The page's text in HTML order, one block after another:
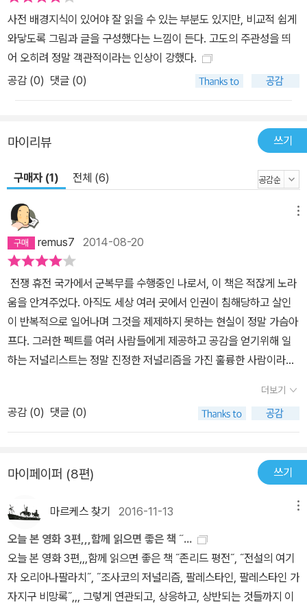
타주 조 사코의 작품이 세계 각국의 호출을 받는 건 그의 르포가 대형
언론들도 포착하기 쉽지 않은 야만과 폭력의 현장 속 세부를 담고 있
기 때문이기도 하지만, 무엇보다 만화라는 양식이 빚어내는 특유의
다 한층 더 강렬한 전달력을 성취했기 때문이다. 즉 생생한 현장 분위
바를 충분히 담아내지 못하는 경우가 많으며, 신문 기사는 시간 제약
은 없으나 문자만으로 이루어져 있어 생생함은 떨어지는데, 사코의
두를 충분히 각인시키는 절묘한 양식의 저널리즘을 구현하고 있는 것
이다. 이는 그림을 통해 세계 곳곳의 격동을 전달하는 행위 속에 이미,
기사를 쓰고 사진을 찍고 영상을 촬영하는 것보다 더 오랜 시간을 들
여 더 가깝게 더 깊이 관찰할 수밖에 없는 필연이 내재하고 있다는 사
실과 무관하지 않다. 사코의 세밀하고도 날카로운 선(線)에는 바로
그러한 시간과 땀이 응축되어 있고, 그것을 가능하게 만든 건 결국 진
실에 대한 지극하면서도 엄격한 시선과 태도일 것이다. 그의 보도가
단지 하나의 사실 이상의 것으로 다가와 독자들의 마음을 뒤흔드는
건 결국 그의 만화에 배어 있는 그러한 시선과 태도 때문일 것이다.
사전 배경지식이 있어야 잘 읽을 수 있는 부분도 있지만, 비교적 쉽게
와닿도록 그림과 글을 구성했다는 느낌이 든다. 고도의 주관성을 띄
어 오히려 정말 객관적이라는 인상이 강했다.
공감 (0) 댓글 (0)
마이리뷰 쓰기
구매자 (1) 전체 (6)
remus7 2014-08-20
전쟁 휴전 국가에서 군복무를 수행중인 나로서, 이 책은 적잖게 노라
움을 안겨주었다. 아직도 세상 여러 곳에서 인권이 침해당하고 살인
이 반복적으로 일어나며 그것을 제제하지 못하는 현실이 정말 가슴아
프다. 그러한 펙트를 여러 사람들에게 제공하고 공감을 얻기위해 일
하는 저널리스트는 정말 진정한 저널리즘을 가진 훌륭한 사람이라고
더보기
공감 (0) 댓글 (0)
마이페이퍼 (8편) 쓰기
마르케스 찾기 2016-11-13
오늘 본 영화 3편,,,함께 읽으면 좋은 책 ˝...
오늘 본 영화 3편,,,함께 읽으면 좋은 책 ˝존리드 평전˝, ˝전설의 여기
자 오리아나팔라치˝, ˝조사코의 저널리즘, 팔레스타인, 팔레스타인 가
자지구 비망록˝,,, 그렇게 연관되고, 상응하고, 상반되는 것들까지 이